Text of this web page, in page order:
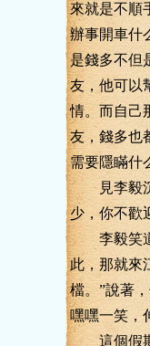
來就是不順
辦事開車什
是錢多不但
友，他可以
情。而自己
友，錢多也
需要隱瞞什
見李毅沉
少，你不歡
李毅笑道
此，那就來
檔。”說著
嘿嘿一笑，
這個假期